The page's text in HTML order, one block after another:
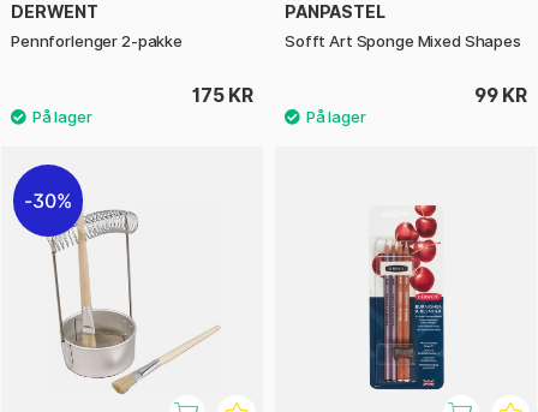
DERWENT
Pennforlenger 2-pakke
175 KR
PANPASTEL
Sofft Art Sponge Mixed Shapes
99 KR
30%